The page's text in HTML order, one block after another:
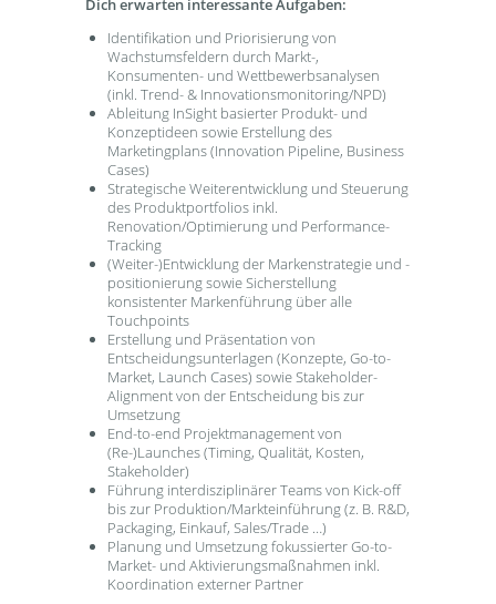
Dich erwarten interessante Aufgaben:
Identifikation und Priorisierung von
Wachstumsfeldern durch Markt-,
Konsumenten- und Wettbewerbsanalysen
(inkl. Trend- & Innovationsmonitoring/NPD)
Ableitung InSight basierter Produkt- und
Konzeptideen sowie Erstellung des
Marketingplans (Innovation Pipeline, Business
Cases)
Strategische Weiterentwicklung und Steuerung
des Produktportfolios inkl.
Renovation/Optimierung und Performance-
Tracking
(Weiter-)Entwicklung der Markenstrategie und -
positionierung sowie Sicherstellung
konsistenter Markenführung über alle
Touchpoints
Erstellung und Präsentation von
Entscheidungsunterlagen (Konzepte, Go-to-
Market, Launch Cases) sowie Stakeholder-
Alignment von der Entscheidung bis zur
Umsetzung
End-to-end Projektmanagement von
(Re-)Launches (Timing, Qualität, Kosten,
Stakeholder)
Führung interdisziplinärer Teams von Kick-off
bis zur Produktion/Markteinführung (z. B. R&D,
Packaging, Einkauf, Sales/Trade …)
Planung und Umsetzung fokussierter Go-to-
Market- und Aktivierungsmaßnahmen inkl.
Koordination externer Partner